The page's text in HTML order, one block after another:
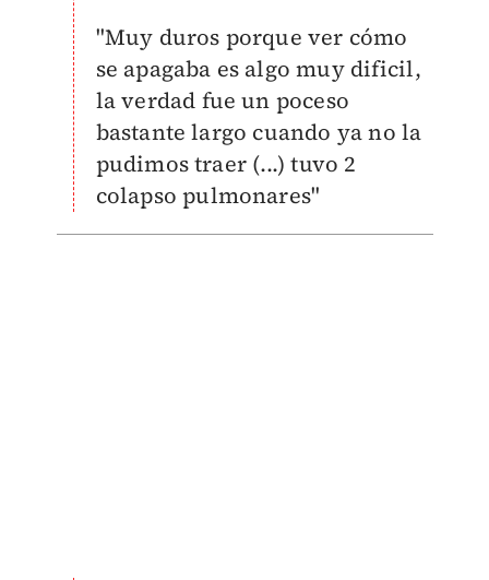
"Muy duros porque ver cómo
se apagaba es algo muy dificil,
la verdad fue un poceso
bastante largo cuando ya no la
pudimos traer (...) tuvo 2
colapso pulmonares"